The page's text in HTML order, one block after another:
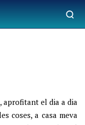
aprofitant el dia a dia
coses, a casa meva